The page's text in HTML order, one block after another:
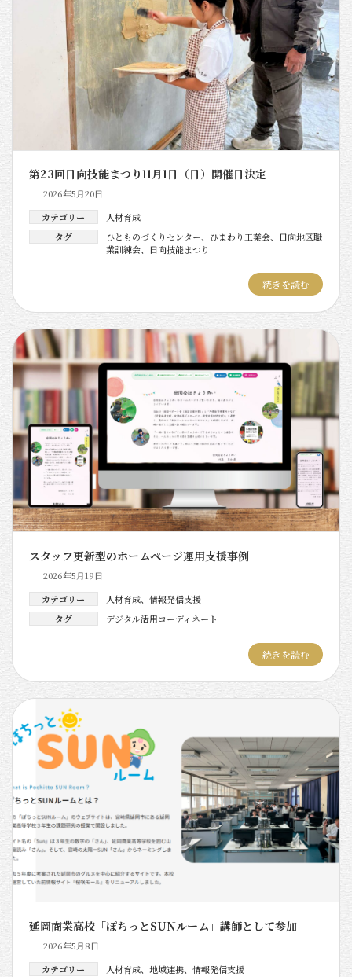
第23回日向技能まつり11月1日（日）開催日決定
2026年5月20日
カテゴリー
人材育成
タグ
ひとものづくりセンター、 ひまわり工業会、
日向地区職
業訓練会、 日向技能まつり
続きを読む
スタッフ更新型のホームページ運用支援事例
2026年5月19日
カテゴリー
人材育成、 情報発信支援
タグ
デジタル活用コーディネート
続きを読む
延岡商業高校「ぽちっとSUNルーム」講師として参加
2026年5月8日
カテゴリー
人材育成、 地域連携、 情報発信支援